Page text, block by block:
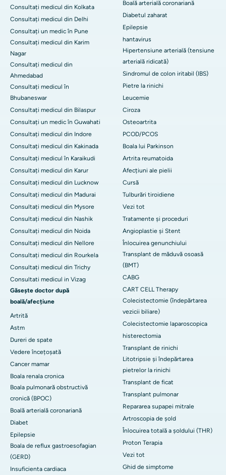
Consultați medicul din Kolkata
Consultați medicul din Delhi
Consultați un medic în Pune
Consultați medicul din Karim
Nagar
Consultați medicul din
Ahmedabad
Consultați medicul în
Bhubaneswar
Consultați medicul din Bilaspur
Consultați un medic în Guwahati
Consultați medicul din Indore
Consultați medicul din Kakinada
Consultați medicul în Karaikudi
Consultați medicul din Karur
Consultați medicul din Lucknow
Consultați medicul din Madurai
Consultați medicul din Mysore
Consultați medicul din Nashik
Consultați medicul din Noida
Consultați medicul din Nellore
Consultați medicul din Rourkela
Consultați medicul din Trichy
Consultati medicul in Vizag
Găsește doctor după
boală/afecțiune
Artrită
Astm
Dureri de spate
Vedere încețoșată
Cancer mamar
Boala renala cronica
Boala pulmonară obstructivă
cronică (BPOC)
Boală arterială coronariană
Diabet
Epilepsie
Boala de reflux gastroesofagian
(GERD)
Insuficienta cardiaca
Boală arterială coronariană
Diabetul zaharat
Epilepsie
hantavirus
Hipertensiune arterială (tensiune
arterială ridicată)
Sindromul de colon iritabil (IBS)
Pietre la rinichi
Leucemie
Ciroza
Osteoartrita
PCOD/PCOS
Boala lui Parkinson
Artrita reumatoida
Afecțiuni ale pielii
Cursă
Tulburări tiroidiene
Vezi tot
Tratamente și proceduri
Angioplastie și Stent
Înlocuirea genunchiului
Transplant de măduvă osoasă
(BMT)
CABG
CART CELL Therapy
Colecistectomie (îndepărtarea
vezicii biliare)
Colecistectomie laparoscopica
histerectomia
Transplant de rinichi
Litotripsie și îndepărtarea
pietrelor la rinichi
Transplant de ficat
Transplant pulmonar
Repararea supapei mitrale
Artroscopia de șold
Înlocuirea totală a șoldului (THR)
Proton Terapia
Vezi tot
Ghid de simptome